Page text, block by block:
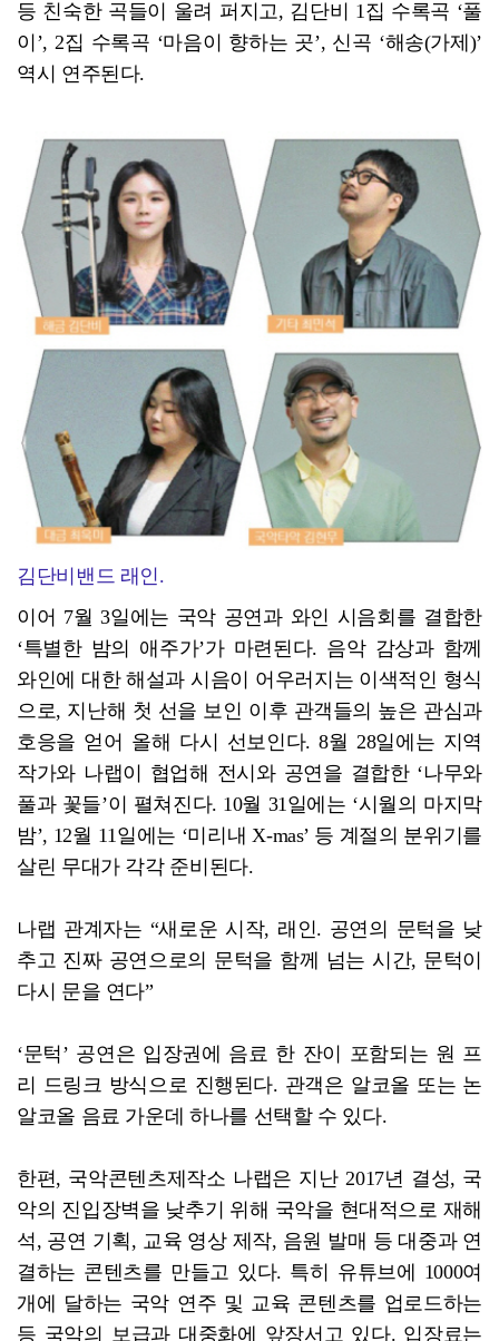
등 친숙한 곡들이 울려 퍼지고, 김단비 1집 수록곡 ‘풀
이’, 2집 수록곡 ‘마음이 향하는 곳’, 신곡 ‘해송(가제)’
역시 연주된다.
김단비밴드 래인.
이어 7월 3일에는 국악 공연과 와인 시음회를 결합한
‘특별한 밤의 애주가’가 마련된다. 음악 감상과 함께
와인에 대한 해설과 시음이 어우러지는 이색적인 형식
으로, 지난해 첫 선을 보인 이후 관객들의 높은 관심과
호응을 얻어 올해 다시 선보인다. 8월 28일에는 지역
작가와 나랩이 협업해 전시와 공연을 결합한 ‘나무와
풀과 꽃들’이 펼쳐진다. 10월 31일에는 ‘시월의 마지막
밤’, 12월 11일에는 ‘미리내 X-mas’ 등 계절의 분위기를
살린 무대가 각각 준비된다.
나랩 관계자는 “새로운 시작, 래인. 공연의 문턱을 낮
추고 진짜 공연으로의 문턱을 함께 넘는 시간, 문턱이
다시 문을 연다”
‘문턱’ 공연은 입장권에 음료 한 잔이 포함되는 원 프
리 드링크 방식으로 진행된다. 관객은 알코올 또는 논
알코올 음료 가운데 하나를 선택할 수 있다.
한편, 국악콘텐츠제작소 나랩은 지난 2017년 결성, 국
악의 진입장벽을 낮추기 위해 국악을 현대적으로 재해
석, 공연 기획, 교육 영상 제작, 음원 발매 등 대중과 연
결하는 콘텐츠를 만들고 있다. 특히 유튜브에 1000여
개에 달하는 국악 연주 및 교육 콘텐츠를 업로드하는
등 국악의 보급과 대중화에 앞장서고 있다. 입장료는